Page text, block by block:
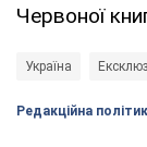
Червоної
Україна
Редакційна